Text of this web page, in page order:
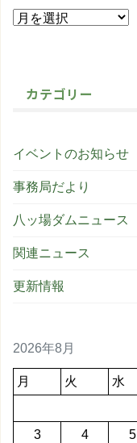
カテゴリー
イベントのお知らせ
事務局だより
八ッ場ダムニュース
関連ニュース
更新情報
2026年8月
月 火 水
3
4 5